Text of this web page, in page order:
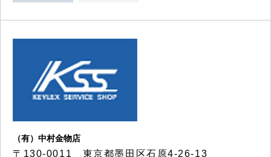
（有）中村金物店
〒130-0011 東京都墨田区石原4-26-13